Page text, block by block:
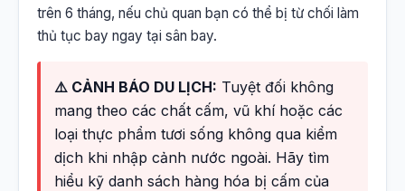
trên 6 tháng, nếu chủ quan bạn có thể bị từ chối làm
thủ tục bay ngay tại sân bay.
⚠️ CẢNH BÁO DU LỊCH: Tuyệt đối không
mang theo các chất cấm, vũ khí hoặc các
loại thực phẩm tươi sống không qua kiểm
dịch khi nhập cảnh nước ngoài. Hãy tìm
hiểu kỹ danh sách hàng hóa bị cấm của